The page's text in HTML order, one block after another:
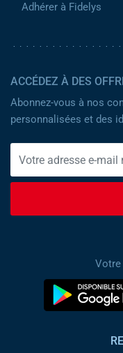
Adhérer à Fidelys
ACCÉDEZ À DES
Abonnez-vous à nos
personnalisées et des
Votre